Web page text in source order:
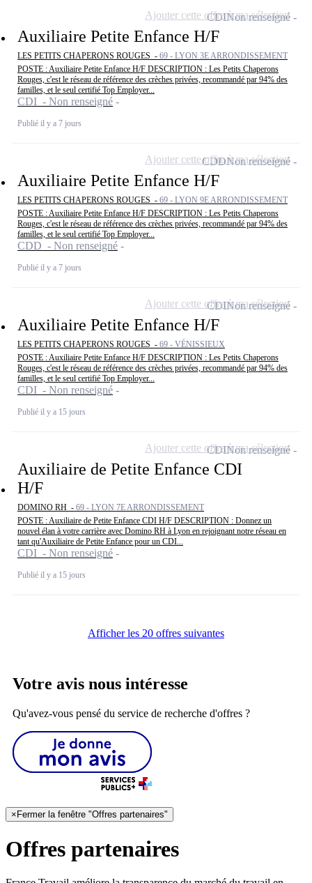
Auxiliaire Petite Enfance H/F
LES PETITS CHAPERONS ROUGES - 69 - LYON 3E ARRONDISSEMENT
POSTE : Auxiliaire Petite Enfance H/F DESCRIPTION : Les Petits Chaperons
Rouges, c'est le réseau de référence des crèches privées, recommandé par 94% des
familles, et le seul certifié Top Employer...
CDI - Non renseigné
Publié il y a 7 jours
CDINon renseigné
Ajouter cette offre à ma sélection
Auxiliaire Petite Enfance H/F
LES PETITS CHAPERONS ROUGES - 69 - LYON 9E ARRONDISSEMENT
POSTE : Auxiliaire Petite Enfance H/F DESCRIPTION : Les Petits Chaperons
Rouges, c'est le réseau de référence des crèches privées, recommandé par 94% des
familles, et le seul certifié Top Employer...
CDD - Non renseigné
Publié il y a 7 jours
CDDNon renseigné
Ajouter cette offre à ma sélection
Auxiliaire Petite Enfance H/F
LES PETITS CHAPERONS ROUGES - 69 - VÉNISSIEUX
POSTE : Auxiliaire Petite Enfance H/F DESCRIPTION : Les Petits Chaperons
Rouges, c'est le réseau de référence des crèches privées, recommandé par 94% des
familles, et le seul certifié Top Employer...
CDI - Non renseigné
Publié il y a 15 jours
CDINon renseigné
Ajouter cette offre à ma sélection
Auxiliaire de Petite Enfance CDI
H/F
DOMINO RH - 69 - LYON 7E ARRONDISSEMENT
POSTE : Auxiliaire de Petite Enfance CDI H/F DESCRIPTION : Donnez un
nouvel élan à votre carrière avec Domino RH à Lyon en rejoignant notre réseau en
tant qu'Auxiliaire de Petite Enfance pour un CDI...
CDI - Non renseigné
Publié il y a 15 jours
CDINon renseigné
Ajouter cette offre à ma sélection
Afficher les 20 offres suivantes
Votre avis nous intéresse
Qu'avez-vous pensé du service de recherche d'offres ?
×Fermer la fenêtre "Offres partenaires"
Offres partenaires